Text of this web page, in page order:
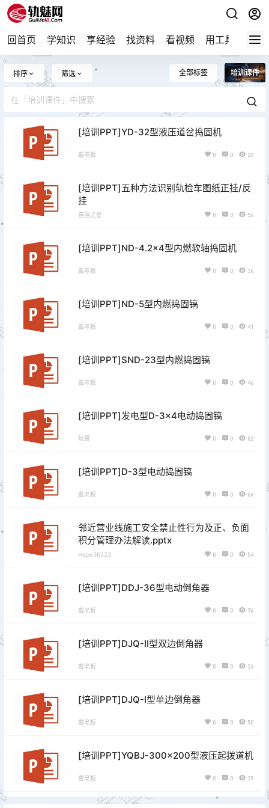
回首页 学知识 享经验 找资料 看视频 用工具 论技
排序 筛选 全部标签 培训课件
[培训PPT]YD-32型液压道岔捣固机
戴老板 0 0 25
[培训PPT]五种方法识别轨检车图纸正挂/反
挂
自强之星 0 0 56
[培训PPT]ND-4.2×4型内燃软轴捣固机
戴老板 0 0 36
[培训PPT]ND-5型内燃捣固镐
戴老板 0 0 41
[培训PPT]SND-23型内燃捣固镐
戴老板 0 0 46
[培训PPT]发电型D-3×4电动捣固镐
轨哥 0 0 82
[培训PPT]D-3型电动捣固镐
戴老板 0 0 66
邻近营业线施工安全禁止性行为及正、负面
积分管理办法解读.pptx
Hope36223 0 0 54
[培训PPT]DDJ-36型电动倒角器
戴老板 0 0 76
[培训PPT]DJQ-Ⅱ型双边倒角器
戴老板 0 0 26
[培训PPT]DJQ-Ⅰ型单边倒角器
戴老板 0 0 50
[培训PPT]YQBJ-300×200型液压起拨道机
戴老板 0 0 29